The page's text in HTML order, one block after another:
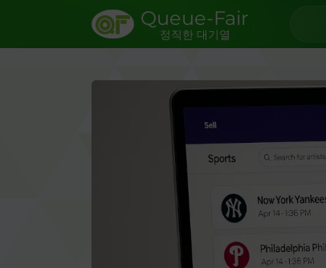
Queue-Fair
정직한 대기열